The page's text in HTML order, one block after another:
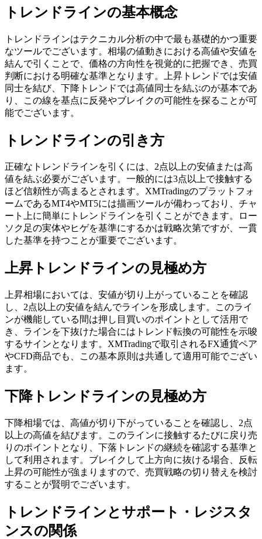
トレンドラインの基本概念
トレンドラインはテクニカル分析の中で最も基礎的かつ重要
なツールでございます。相場の値動きにおける高値や安値を
結んで引くことで、価格の方向性を視覚的に把握でき、売買
判断における明確な基準となります。上昇トレンドでは安値
同士を結び、下降トレンドでは高値同士を結ぶのが基本であ
り、この線を基点に反発やブレイクの可能性を探ることが可
能でございます。
トレンドラインの引き方
正確なトレンドラインを引くには、2点以上の安値または高
値を結ぶ必要がございます。一般的には3点以上で接触する
ほど信頼性が高まるとされます。XMTradingのプラットフォ
ームであるMT4やMT5には描画ツールが備わっており、チャ
ート上に簡単にトレンドラインを引くことができます。ロー
ソク足の実体やヒゲを基準にするかは戦略次第ですが、一貫
した基準を持つことが重要でございます。
上昇トレンドラインの見極め方
上昇相場においては、安値が切り上がっていることを確認
し、2点以上の安値を結んでラインを形成します。このライ
ンが機能している間は押し目買いのポイントとして活用で
き、ラインを下抜けた場合にはトレンド転換の可能性を示唆
するサインとなります。XMTradingで取引されるFX通貨ペア
やCFD商品でも、この基本原則は共通して適用可能でござい
ます。
下降トレンドラインの見極め方
下降相場では、高値が切り下がっていることを確認し、2点
以上の高値を結びます。このラインに接触するたびに戻り売
りのポイントとなり、下落トレンドの継続を確認する基準と
して利用されます。ブレイクして上方向に抜ける場合、反転
上昇の可能性が強まりますので、売買戦略の切り替えを検討
することが賢明でございます。
トレンドラインとサポート・レジスタ
ンスの関係